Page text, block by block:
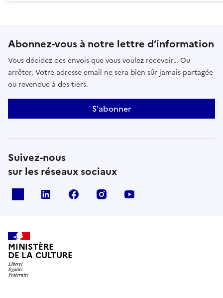
Abonnez-vous à notre lettre d’information
Vous décidez des envois que vous voulez recevoir… Ou
arrêter. Votre adresse email ne sera bien sûr jamais partagée
ou revendue à des tiers.
S'abonner
Suivez-nous
sur les réseaux sociaux
linkedin facebook instagram
MINISTÈRE
DE LA CULTURE